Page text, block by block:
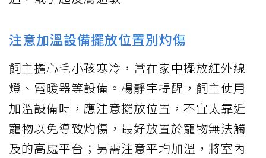
注意加溫設備擺放位置別灼傷
飼主擔心毛小孩寒冷，常在家中擺放紅外線
燈、電暖器等設備。楊靜宇提醒，飼主使用
加溫設備時，應注意擺放位置，不宜太靠近
寵物以免導致灼傷，最好放置於寵物無法觸
及的高處平台；另需注意平均加溫，將室內